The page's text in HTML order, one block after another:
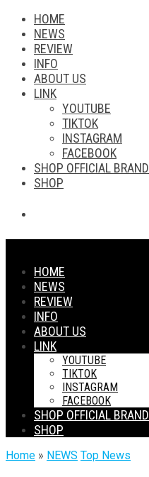
HOME
NEWS
REVIEW
INFO
ABOUT US
LINK
YOUTUBE
TIKTOK
INSTAGRAM
FACEBOOK
SHOP OFFICIAL BRAND
SHOP
HOME
NEWS
REVIEW
INFO
ABOUT US
LINK
YOUTUBE
TIKTOK
INSTAGRAM
FACEBOOK
SHOP OFFICIAL BRAND
SHOP
Home » NEWS Top News